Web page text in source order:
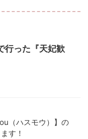
行った『天妃歓
（ハスモウ）】の
す！